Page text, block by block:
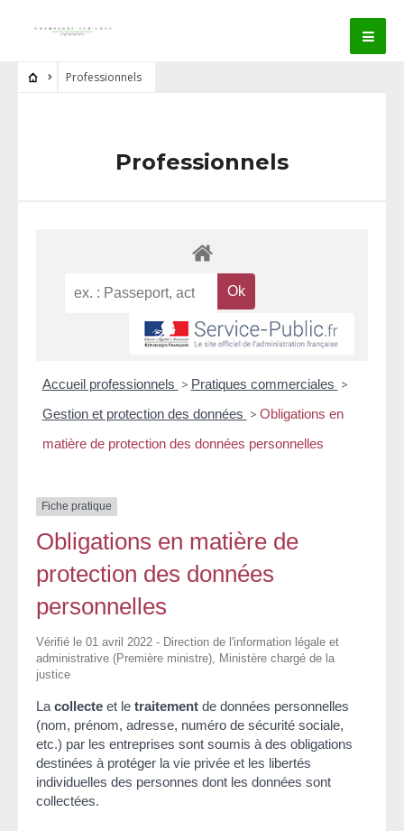
Professionnels
Professionnels
Accueil professionnels > Pratiques commerciales >
Gestion et protection des données > Obligations en
matière de protection des données personnelles
Fiche pratique
Obligations en matière de
protection des données
personnelles
Vérifié le 01 avril 2022 - Direction de l'information légale et
administrative (Première ministre), Ministère chargé de la
justice
La collecte et le traitement de données personnelles
(nom, prénom, adresse, numéro de sécurité sociale,
etc.) par les entreprises sont soumis à des obligations
destinées à protéger la vie privée et les libertés
individuelles des personnes dont les données sont
collectées.